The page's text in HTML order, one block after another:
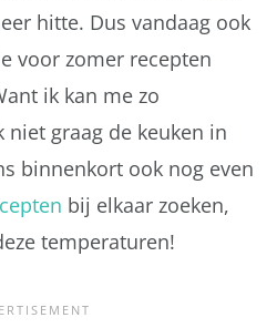
hitte. Dus vandaag ook
voor zomer recepten
ik kan me zo
graag de keuken in
binnenkort ook nog even
bij elkaar zoeken,
temperaturen!